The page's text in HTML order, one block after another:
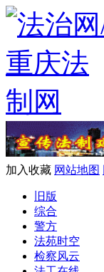
加入收藏 网站地图
旧版
综合
警方
法苑时空
检察风云